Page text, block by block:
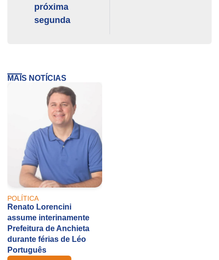
próxima
segunda
MAIS NOTÍCIAS
POLÍTICA
Renato Lorencini
assume interinamente
Prefeitura de Anchieta
durante férias de Léo
Português